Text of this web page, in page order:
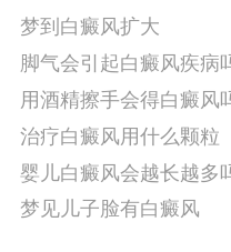
梦到白癜风扩大
脚气会引起白癜风疾病
用酒精擦手会得白癜风
治疗白癜风用什么颗粒
婴儿白癜风会越长越多
梦见儿子脸有白癜风